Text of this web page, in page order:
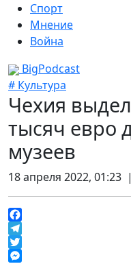
Спорт
Мнение
Война
BigPodcast
# Культура
Чехия
тысяч евро
музеев
18 апреля 2022, 01:23 |
Facebook
Telegram
Twitter